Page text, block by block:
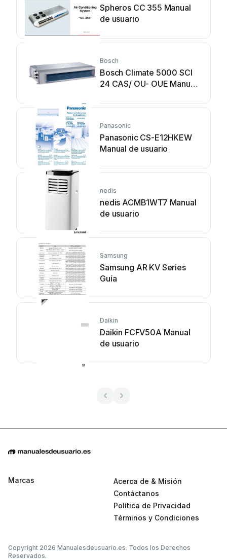
Spheros CC 355 Manual
de usuario
Bosch
Bosch Climate 5000 SCI
24 CAS/ OU- OUE Manual
Panasonic
Panasonic CS-E12HKEW
Manual de usuario
nedis
nedis ACMB1WT7 Manual
de usuario
Samsung
Samsung AR KV Series
Guía
Daikin
Daikin FCFV50A Manual
de usuario
Marcas
Acerca de & Misión
Contáctanos
Política de Privacidad
Términos y Condiciones
Copyright 2026 Manualesdeusuario.es. Todos los Derechos
Reservados.